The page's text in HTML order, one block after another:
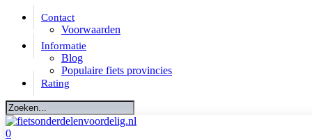
Skip
Contact
Voorwaarden
Informatie
Blog
Populaire fiets provincies
Rating
Close
Search
account
0